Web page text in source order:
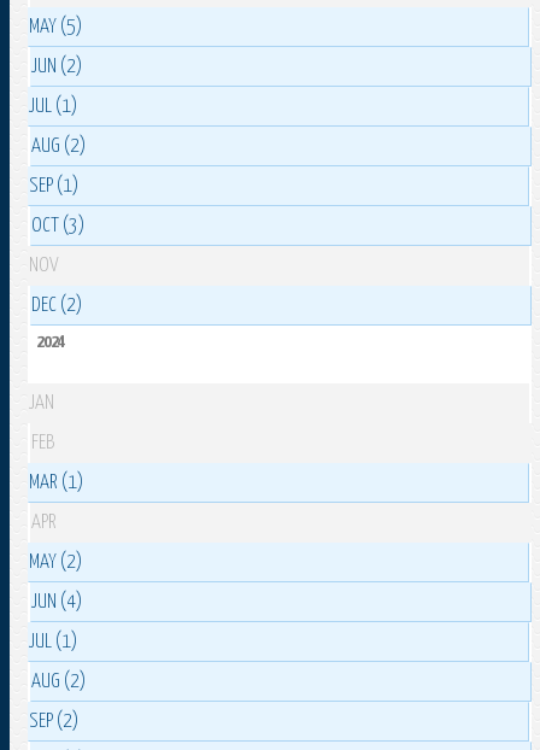
MAY (5)
JUN (2)
JUL (1)
AUG (2)
SEP (1)
OCT (3)
NOV
DEC (2)
2024
JAN
FEB
MAR (1)
APR
MAY (2)
JUN (4)
JUL (1)
AUG (2)
SEP (2)